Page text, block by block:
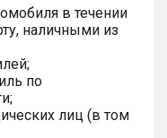
в течении
наличными из
по
лиц (в том